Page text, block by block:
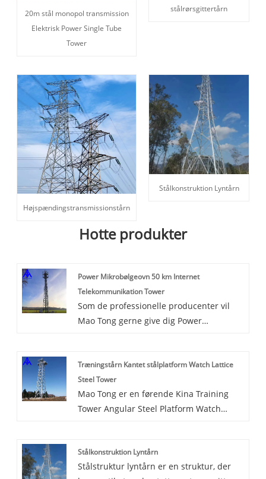
20m stål monopol transmission
Elektrisk Power Single Tube
Tower
stålrørsgittertårn
Højspændingstransmissionstårn
Stålkonstruktion Lyntårn
Hotte produkter
Power Mikrobølgeovn 50 km Internet
Telekommunikation Tower
Som de professionelle producenter vil
Mao Tong gerne give dig Power
tilbyde dig den bedste eftersalgsservice
og rettidig levering.
Træningstårn Kantet stålplatform Watch Lattice
Steel Tower
Mao Tong er en førende Kina Training
Tower Angular Steel Platform Watch
Stålkonstruktion Lyntårn
Stålstruktur lyntårn er en struktur, der